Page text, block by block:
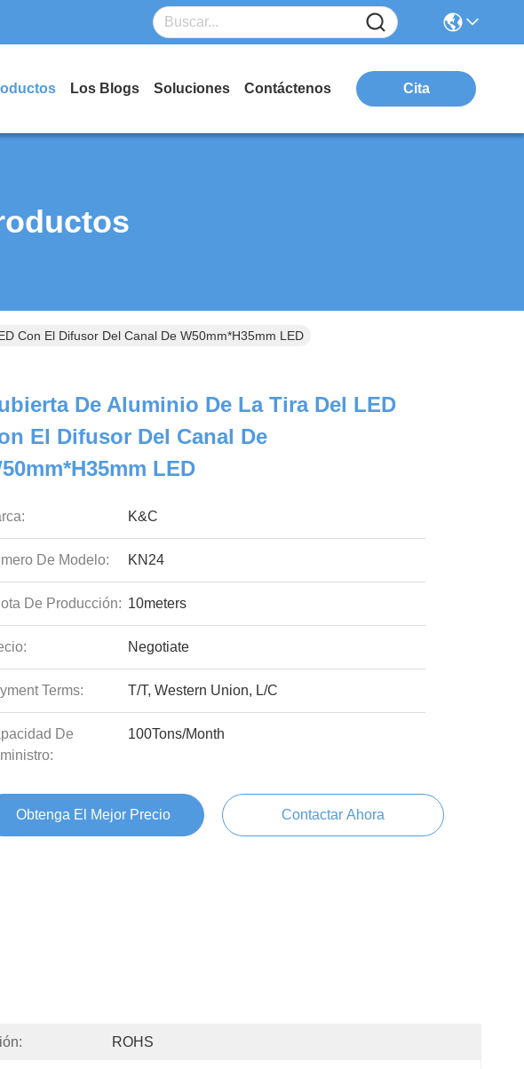
Los Blogs Soluciones Contáctenos Cita
Con El Difusor Del Canal De W50mm*H35mm LED
De Aluminio De La Tira Del LED
El Difusor Del Canal De
LED
K&C
De Modelo: KN24
De Producción: 10meters
Negotiate
Terms: T/T, Western Union, L/C
De
100Tons/Month
Obtenga El Mejor Precio Contactar Ahora
ROHS